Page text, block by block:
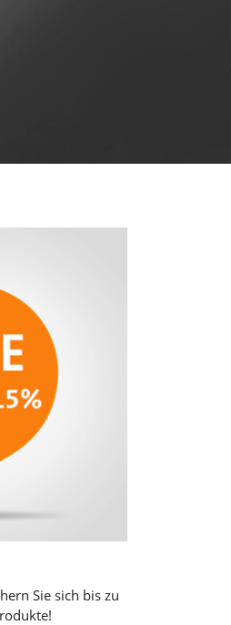
Sie sich bis zu